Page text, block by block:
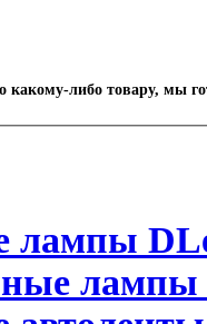
какому-либо товару, мы
лампы